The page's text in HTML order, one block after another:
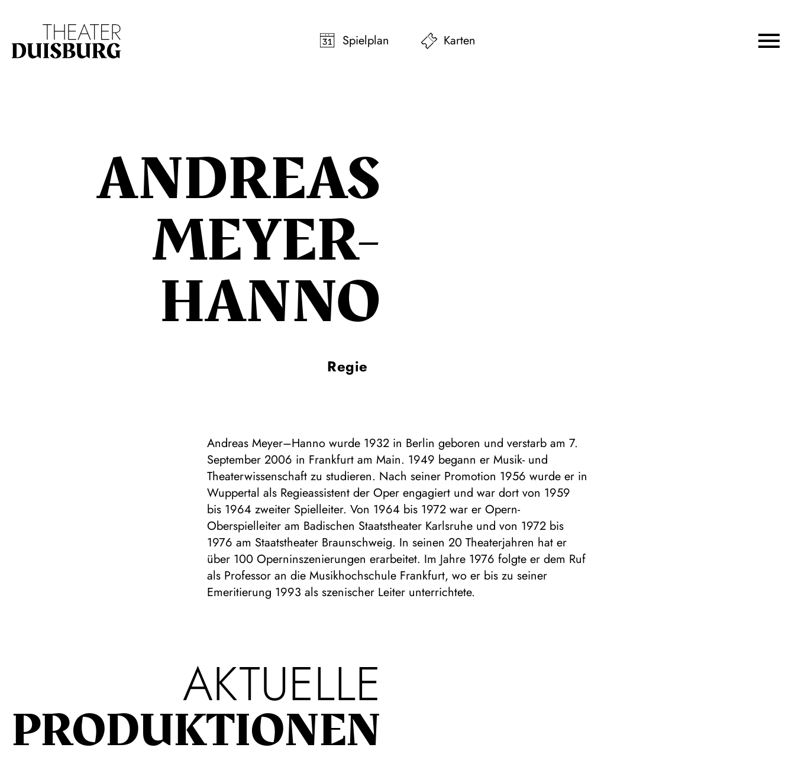
Spielplan
Karten
ANDREAS
MEYER-
HANNO
Regie
Andreas Meyer–Hanno wurde 1932 in Berlin geboren und verstarb am 7.
September 2006 in Frankfurt am Main. 1949 begann er Musik- und
Theaterwissenschaft zu studieren. Nach seiner Promotion 1956 wurde er in
Wuppertal als Regieassistent der Oper engagiert und war dort von 1959
bis 1964 zweiter Spielleiter. Von 1964 bis 1972 war er Opern-
Oberspielleiter am Badischen Staatstheater Karlsruhe und von 1972 bis
1976 am Staatstheater Braunschweig. In seinen 20 Theaterjahren hat er
über 100 Operninszenierungen erarbeitet. Im Jahre 1976 folgte er dem Ruf
als Professor an die Musikhochschule Frankfurt, wo er bis zu seiner
Emeritierung 1993 als szenischer Leiter unterrichtete.
AKTUELLE
PRODUKTIONEN